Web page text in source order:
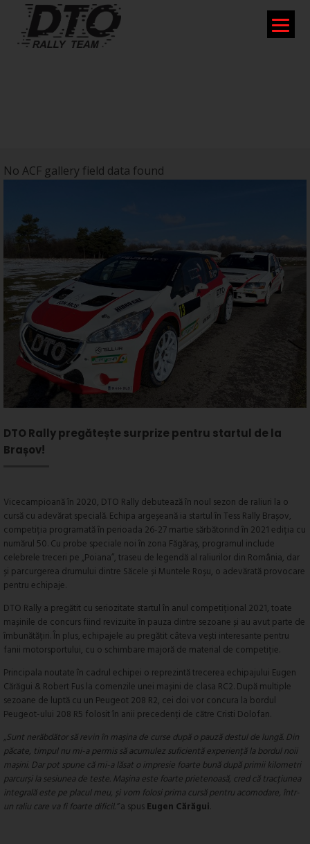
No ACF gallery field data found
DTO Rally pregătește surprize pentru startul de la
Brașov!
Vicecampioană în 2020, DTO Rally debutează în noul sezon de raliuri la o
cursă cu adevărat specială. Echipa argeșeană ia startul în Tess Rally Brașov,
competiția programată în perioada 26-27 martie sărbătorind în 2021 ediția cu
numărul 50. Cu probe speciale noi în zona Făgăraș, programul include
celebrele treceri pe „Poiana”, traseu de legendă al raliurilor din România, dar
și parcurgerea drumului dintre Săcele și Muntele Roșu, o adevărată provocare
pentru echipaje.
DTO Rally a pregătit cu seriozitate startul în anul competițional 2021, toate
mașinile de concurs fiind revizuite în pauza dintre sezoane și au avut parte de
îmbunătățiri. În plus, echipajele au pregătit câteva vești interesante pentru
fanii motorsportului, cu o schimbare majoră de material de competiție.
Principala noutate în cadrul echipei o reprezintă trecerea echipajului Eugen
Cărăgui & Robert Fus la comenzile unei mașini de clasa RC2. După multiple
sezoane de luptă cu un Peugeot 208 R2, cei doi vor concura la bordul
Peugeot-ului 208 R5 folosit în anii precedenți de către Cristi Dolofan.
„Sunt nerăbdător să revin în mașina de curse după o pauză destul de lungă. Din
păcate, timpul nu mi-a permis să acumulez suficientă experiență la bordul noii
mașini. Dar pot spune că mi-a lăsat o impresie foarte bună după primii kilometri
parcurși la sesiunea de teste. Mașina este foarte prietenoasă, cred că tracțiunea
integrală este pe placul meu, și vom folosi prima cursă pentru acomodare, într-
un raliu care va fi foarte dificil.”a spusEugen Cărăgui.